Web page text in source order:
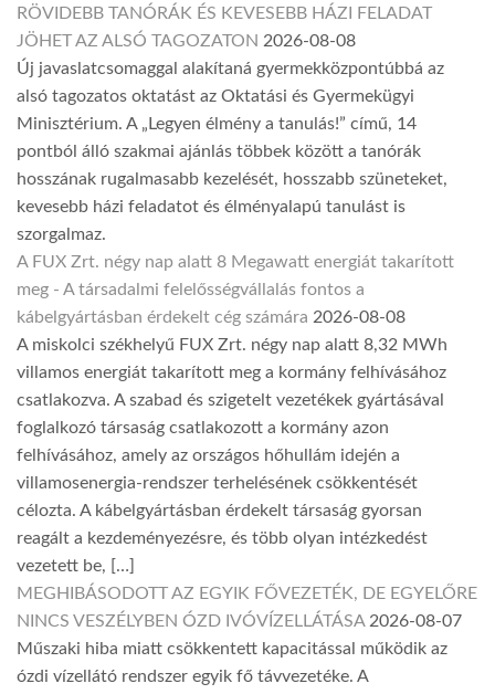
RÖVIDEBB TANÓRÁK ÉS KEVESEBB HÁZI FELADAT
JÖHET AZ ALSÓ TAGOZATON 2026-08-08
Új javaslatcsomaggal alakítaná gyermekközpontúbbá az
alsó tagozatos oktatást az Oktatási és Gyermekügyi
Minisztérium. A „Legyen élmény a tanulás!” című, 14
pontból álló szakmai ajánlás többek között a tanórák
hosszának rugalmasabb kezelését, hosszabb szüneteket,
kevesebb házi feladatot és élményalapú tanulást is
szorgalmaz.
A FUX Zrt. négy nap alatt 8 Megawatt energiát takarított
meg - A társadalmi felelősségvállalás fontos a
kábelgyártásban érdekelt cég számára 2026-08-08
A miskolci székhelyű FUX Zrt. négy nap alatt 8,32 MWh
villamos energiát takarított meg a kormány felhívásához
csatlakozva. A szabad és szigetelt vezetékek gyártásával
foglalkozó társaság csatlakozott a kormány azon
felhívásához, amely az országos hőhullám idején a
villamosenergia-rendszer terhelésének csökkentését
célozta. A kábelgyártásban érdekelt társaság gyorsan
reagált a kezdeményezésre, és több olyan intézkedést
vezetett be, […]
MEGHIBÁSODOTT AZ EGYIK FŐVEZETÉK, DE EGYELŐRE
NINCS VESZÉLYBEN ÓZD IVÓVÍZELLÁTÁSA 2026-08-07
Műszaki hiba miatt csökkentett kapacitással működik az
ózdi vízellátó rendszer egyik fő távvezetéke. A